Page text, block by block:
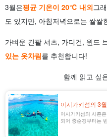
3월은평균 기온이 20℃ 내외그
도 있지만, 아침저녁으로는 쌀쌀
가벼운 긴팔 셔츠, 가디건, 윈드
있는 옷차림를 추천합니다!
함께 읽고 싶
이시가키섬의 3
이시가키섬의 시즌
되어 중순경부터는